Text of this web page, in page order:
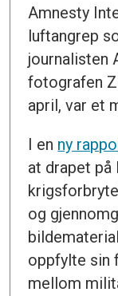
Amnesty
luftangrep
journalisten
fotografen
april, var et
I en ny
at drapet
og
oppfylte sin
mellom